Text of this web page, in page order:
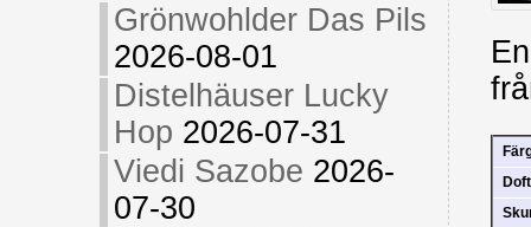
Grönwohlder Das Pils
2026-08-01
Distelhäuser Lucky
Hop 2026-07-31
Viedi Sazobe 2026-
07-30
Doft